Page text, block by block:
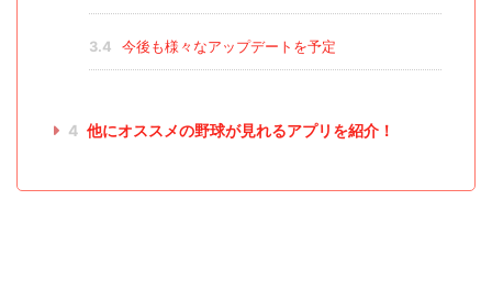
3.4 今後も様々なアップデートを予定
4 他にオススメの野球が見れるアプリを紹介！